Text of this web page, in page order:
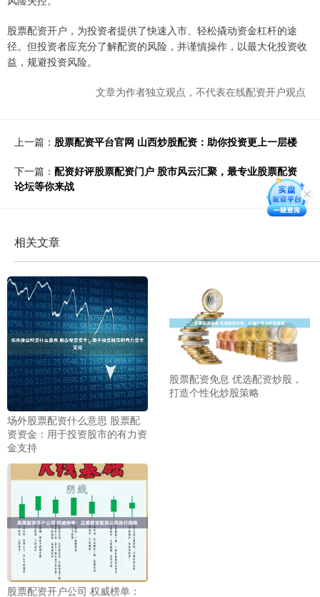
股票配资开户，为投资者提供了快速入市、轻松撬动资金杠杆的途
径。但投资者应充分了解配资的风险，并谨慎操作，以最大化投资收
益，规避投资风险。
文章为作者独立观点，不代表在线配资开户观点
上一篇： 股票配资平台官网 山西炒股配资：助你投资更上一层楼
下一篇： 配资好评股票配资门户 股市风云汇聚，最专业股票配资
论坛等你来战
相关文章
场外股票配资什么意思 股票配
资资金：用于投资股市的有力资
金支持
股票配资免息 优选配资炒股，
打造个性化炒股策略
股票配资开户公司 权威榜单：